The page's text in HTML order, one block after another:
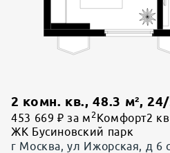
2 комн. кв., 48.3 м²,24/
453 669 ₽ за м 2 Комфорт2
ЖК Бусиновский парк
г Москва, ул Ижорская, д 6